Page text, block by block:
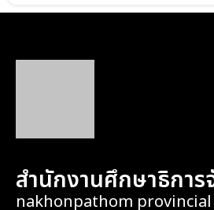
สำนักงานศึกษาธิกา
nakhonpathom